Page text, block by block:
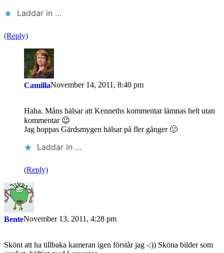
Laddar in …
(Reply)
CamillaNovember 14, 2011, 8:40 pm
Haha. Måns hälsar att Kenneths kommentar lämnas helt utan
kommentar 😉
Jag hoppas Gärdsmygen hälsar på fler gånger 🙂
Laddar in …
(Reply)
BenteNovember 13, 2011, 4:28 pm
Skönt att ha tillbaka kameran igen förstår jag -:)) Sköna bilder som